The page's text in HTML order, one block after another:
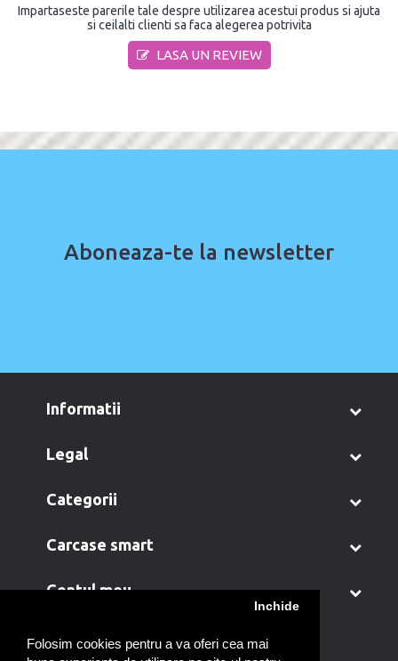
Folosim cookies pentru a va oferi cea mai
Inchide
Impartaseste parerile tale despre utilizarea acestui produs si ajuta
si ceilalti clienti sa faca alegerea potrivita
LASA UN REVIEW
Aboneaza-te la newsletter
informatii
legal
categorii
carcase smart
contul meu